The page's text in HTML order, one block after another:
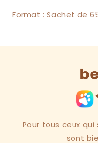
Format : Sachet de
Pour tous ceux
sont